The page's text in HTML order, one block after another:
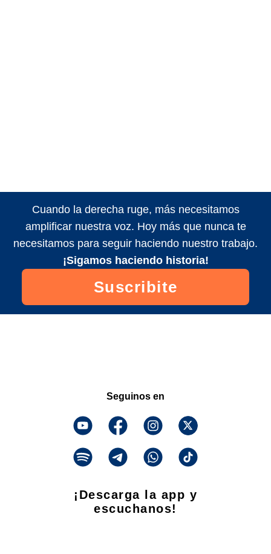
Cuando la derecha ruge, más necesitamos
amplificar nuestra voz. Hoy más que nunca te
necesitamos para seguir haciendo nuestro trabajo.
¡Sigamos haciendo historia!
Suscribite
Seguinos en
¡Descarga la app y
escuchanos!